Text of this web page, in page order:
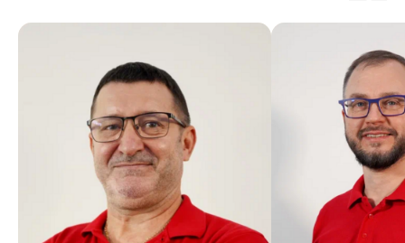
ОТ 550 000₽
Послеоперационное
наблюдение
Пребывание в
стационаре
эндопротезирование коленного
Замена изношенного
протеза